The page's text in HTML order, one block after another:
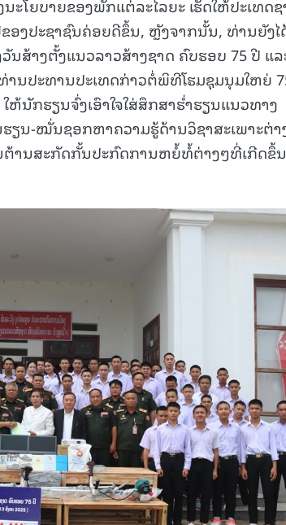
ໂຍບາຍຂອງພັກແຕ່ລະໄລຍະ ເຮັດໃຫ້ປະເທດ
ອງປະຊາຊົນຄ່ອຍດີຂຶ້ນ, ຫຼັງຈາກນັ້ນ, ທ່ານຍັງໄ
ສ້າງຕັ້ງແນວລາວສ້າງຊາດ ຄົບຮອບ 75 ປີ ແລ
ນປະທານປະເທດກ່າວຕໍ່ພິທີໂຮມຊຸມນຸມໃຫຍ່
ນັກຮຽນຈົ່ງເອົາໃຈໃສ່ສຶກສາຮ່ຳຮຽນແນວທາງ
ນ-ໝັ່ນຊອກຫາຄວາມຮູ້ດ້ານວິຊາສະເພາະຕ່າ
ານສະກັດກັ້ນປະກົດການຫຍໍ້ທໍ້ຕ່າງໆທີ່ເກີດຂຶ້